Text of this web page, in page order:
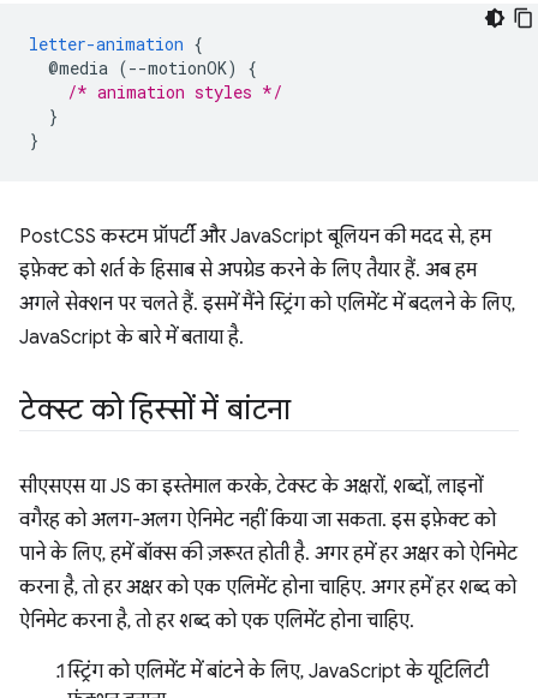
letter-animation {
@media (--motionOK)
{
/* animation styles */
}
}
PostCSS कस्टम प्रॉपर्टी और JavaScript बूलियन की मदद से, हम
इफ़ेक्ट को शर्त के हिसाब से अपग्रेड करने के लिए तैयार हैं. अब हम
अगले सेक्शन पर चलते हैं. इसमें मैंने स्ट्रिंग को एलिमेंट में बदलने के लिए,
JavaScript के बारे में बताया है.
टेक्स्ट को हिस्सों में बांटना
सीएसएस या JS का इस्तेमाल करके, टेक्स्ट के अक्षरों, शब्दों, लाइनों
वगैरह को अलग-अलग ऐनिमेट नहीं किया जा सकता. इस इफ़ेक्ट को
पाने के लिए, हमें बॉक्स की ज़रूरत होती है. अगर हमें हर अक्षर को ऐनिमेट
करना है, तो हर अक्षर को एक एलिमेंट होना चाहिए. अगर हमें हर शब्द को
ऐनिमेट करना है, तो हर शब्द को एक एलिमेंट होना चाहिए.
स्ट्रिंग को एलिमेंट में बांटने के लिए, JavaScript के यूटिलिटी